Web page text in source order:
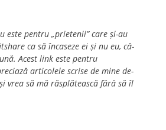
este pentru „prietenii” care și-au
ca să încaseze ei și nu eu, că-
Acest link este pentru
articolele scrise de mine de-
vrea să mă răsplătească fără să îl